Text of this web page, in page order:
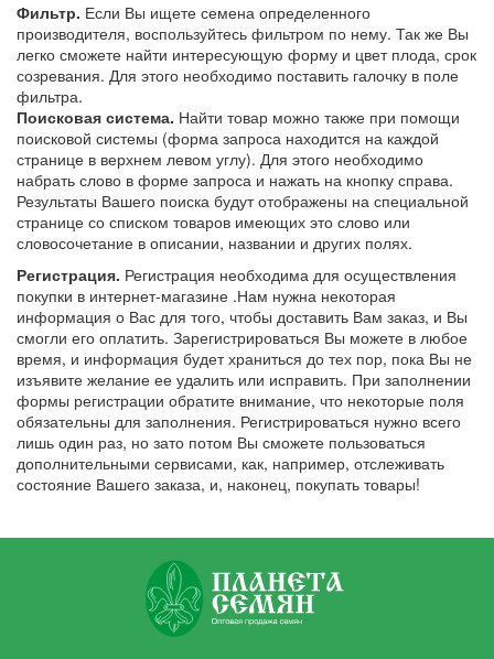
Фильтр. Если Вы ищете семена определенного
производителя, воспользуйтесь фильтром по нему. Так же Вы
легко сможете найти интересующую форму и цвет плода, срок
созревания. Для этого необходимо поставить галочку в поле
фильтра.
Поисковая система. Найти товар можно также при помощи
поисковой системы (форма запроса находится на каждой
странице в верхнем левом углу). Для этого необходимо
набрать слово в форме запроса и нажать на кнопку справа.
Результаты Вашего поиска будут отображены на специальной
странице со списком товаров имеющих это слово или
словосочетание в описании, названии и других полях.
Регистрация. Регистрация необходима для осуществления
покупки в интернет-магазине .Нам нужна некоторая
информация о Вас для того, чтобы доставить Вам заказ, и Вы
смогли его оплатить. Зарегистрироваться Вы можете в любое
время, и информация будет храниться до тех пор, пока Вы не
изъявите желание ее удалить или исправить. При заполнении
формы регистрации обратите внимание, что некоторые поля
обязательны для заполнения. Регистрироваться нужно всего
лишь один раз, но зато потом Вы сможете пользоваться
дополнительными сервисами, как, например, отслеживать
состояние Вашего заказа, и, наконец, покупать товары!